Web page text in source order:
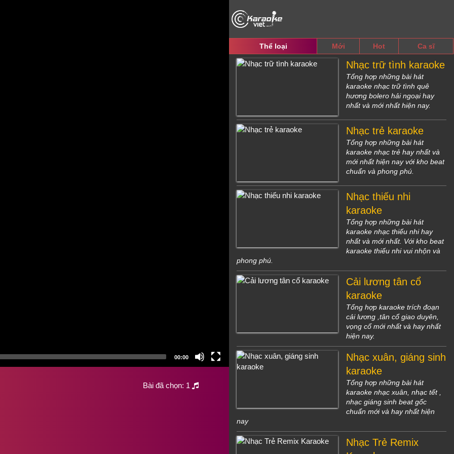
00:00
Bài đã chọn: 1
Thể loại Mới Hot Ca sĩ
Nhạc trữ tình karaoke
Tổng hợp những bài hát
karaoke nhạc trữ tình quê
hương bolero hải ngoại hay
nhất và mới nhất hiện nay.
Nhạc trẻ karaoke
Tổng hợp những bài hát
karaoke nhạc trẻ hay nhất và
mới nhất hiện nay với kho beat
chuẩn và phong phú.
Nhạc thiếu nhi
karaoke
Tổng hợp những bài hát
karaoke nhạc thiếu nhi hay
nhất và mới nhất. Với kho beat
karaoke thiếu nhi vui nhộn và
phong phú.
Cải lương tân cổ
karaoke
Tổng hợp karaoke trích đoạn
cải lương ,tân cổ giao duyên,
vọng cổ mới nhất và hay nhất
hiện nay.
Nhạc xuân, giáng sinh
karaoke
Tổng hợp những bài hát
karaoke nhạc xuân, nhạc tết ,
nhạc giáng sinh beat gốc
chuẩn mới và hay nhất hiện
nay
Nhạc Trẻ Remix